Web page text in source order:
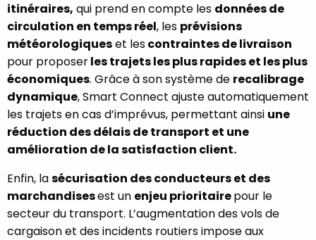
itinéraires, qui prend en compte les données de
circulation en temps réel, les prévisions
météorologiqueset lescontraintes de livraison
pour proposerles trajets les plus rapides et les plus
économiques. Grâce à son système de recalibrage
dynamique, Smart Connect ajuste automatiquement
les trajets en cas d’imprévus, permettant ainsi une
réduction des délais de transport et une
amélioration de la satisfaction client.
Enfin, lasécurisation des conducteurs et des
marchandisesest un enjeu prioritairepour le
secteur du transport. L’augmentation des vols de
cargaison et des incidents routiers impose aux